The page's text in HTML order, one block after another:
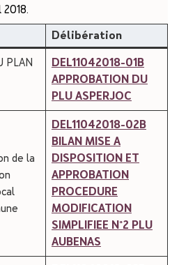
Délibération
PLAN
DEL11042018-01B
APPROBATION DU
PLU ASPERJOC
de la
DEL11042018-02B
BILAN MISE A
DISPOSITION ET
APPROBATION
PROCEDURE
MODIFICATION
SIMPLIFIEE N°2 PLU
AUBENAS